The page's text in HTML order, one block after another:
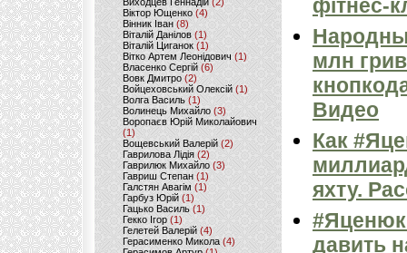
Віктор Ющенко (4)
Вінник Іван (8)
Віталій Данілов (1)
Віталій Циганок (1)
Вітко Артем Леонідович(1)
Власенко Сергій (6)
Вовк Дмитро(2)
Войцеховський Олексій(1)
Волга Василь (1)
Волинець Михайло (3)
Воропаєв Юрій Миколайович
(1)
Вощевський Валерій(2)
Гаврилова Лідія (2)
Гаврилюк Михайло (3)
Гавриш Степан (1)
Галстян Авагім (1)
Гарбуз Юрій (1)
Гацько Василь (1)
Гекко Ігор(1)
Гелетей Валерій (4)
Герасименко Микола (4)
фітнес-
млн
Видео
Как
яхту.
#Яценюк
давить